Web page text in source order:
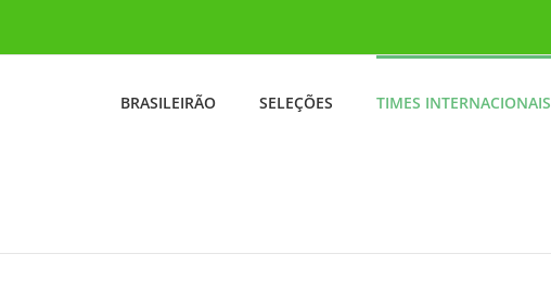
BRASILEIRÃO SELEÇÕES TIMES INTERNACIONAIS